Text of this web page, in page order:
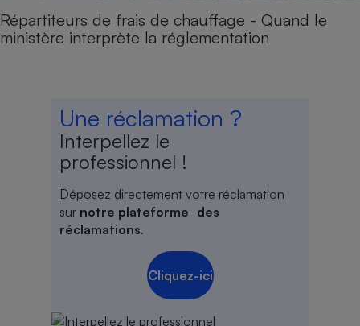
Répartiteurs de frais de chauffage - Quand le
ministère interprète la réglementation
Une réclamation ?
Interpellez le
professionnel !
Déposez directement votre réclamation
sur notre plateforme des
réclamations.
Cliquez-ici